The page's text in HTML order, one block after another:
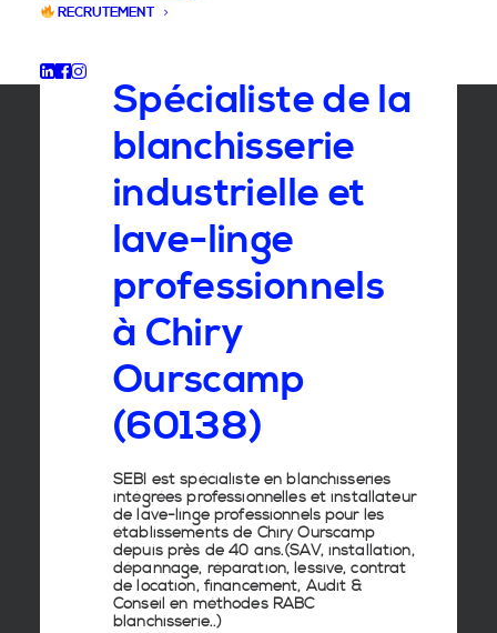
RECRUTEMENT
Spécialiste de la
blanchisserie
industrielle et
lave-linge
professionnels
à Chiry
Ourscamp
(60138)
SEBI est spécialiste en blanchisseries
intégrées professionnellesetinstallateur
de lave-lingeprofessionnels pour les
établissements de Chiry Ourscamp
depuis près de 40 ans.(SAV, installation,
dépannage, réparation, lessive, contrat
de location, financement, Audit &
Conseil en méthodes RABC
blanchisserie..)